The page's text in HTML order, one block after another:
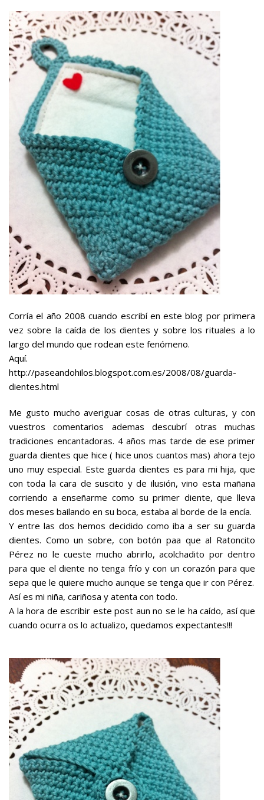
Corría el año 2008 cuando escribí en este blog por primera
vez sobre la caída de los dientes y sobre los rituales a lo
largo del mundo que rodean este fenómeno.
Aquí.
http://paseandohilos.blogspot.com.es/2008/08/guarda-
dientes.html
Me gusto mucho averiguar cosas de otras culturas, y con
vuestros comentarios ademas descubrí otras muchas
tradiciones encantadoras. 4 años mas tarde de ese primer
guarda dientes que hice ( hice unos cuantos mas) ahora tejo
uno muy especial. Este guarda dientes es para mi hija, que
con toda la cara de suscito y de ilusión, vino esta mañana
corriendo a enseñarme como su primer diente, que lleva
dos meses bailando en su boca, estaba al borde de la encía.
Y entre las dos hemos decidido como iba a ser su guarda
dientes. Como un sobre, con botón paa que al Ratoncito
Pérez no le cueste mucho abrirlo, acolchadito por dentro
para que el diente no tenga frío y con un corazón para que
sepa que le quiere mucho aunque se tenga que ir con Pérez.
Así es mi niña, cariñosa y atenta con todo.
A la hora de escribir este post aun no se le ha caído, así que
cuando ocurra os lo actualizo, quedamos expectantes!!!